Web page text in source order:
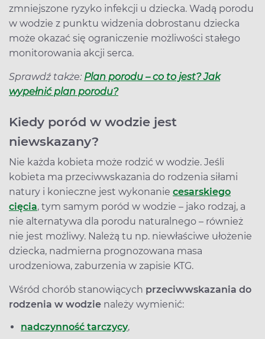
zmniejszone ryzyko infekcji u dziecka. Wadą porodu
w wodzie z punktu widzenia dobrostanu dziecka
może okazać się ograniczenie możliwości stałego
monitorowania akcji serca.
Sprawdź także: Plan porodu – co to jest? Jak
wypełnić plan porodu?
Kiedy poród w wodzie jest
niewskazany?
Nie każda kobieta może rodzić w wodzie. Jeśli
kobieta ma przeciwwskazania do rodzenia siłami
natury i konieczne jest wykonanie cesarskiego
cięcia, tym samym poród w wodzie – jako rodzaj, a
nie alternatywa dla porodu naturalnego – również
nie jest możliwy. Należą tu np. niewłaściwe ułożenie
dziecka, nadmierna prognozowana masa
urodzeniowa, zaburzenia w zapisie KTG.
Wśród chorób stanowiących przeciwwskazania do
rodzenia w wodzie należy wymienić:
nadczynność tarczycy,